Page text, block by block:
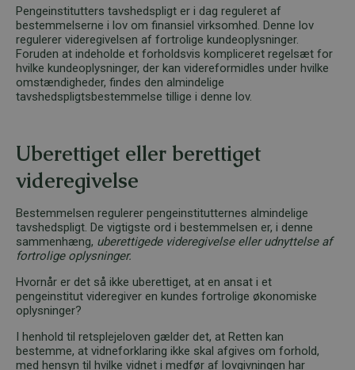
Pengeinstitutters tavshedspligt er i dag reguleret af
bestemmelserne i lov om finansiel virksomhed. Denne lov
regulerer videregivelsen af fortrolige kundeoplysninger.
Foruden at indeholde et forholdsvis kompliceret regelsæt for
hvilke kundeoplysninger, der kan videreformidles under hvilke
omstændigheder, findes den almindelige
tavshedspligtsbestemmelse tillige i denne lov.
Uberettiget eller berettiget
videregivelse
Bestemmelsen regulerer pengeinstitutternes almindelige
tavshedspligt. De vigtigste ord i bestemmelsen er, i denne
sammenhæng, uberettigede videregivelse eller udnyttelse af
fortrolige oplysninger.
Hvornår er det så ikke uberettiget, at en ansat i et
pengeinstitut videregiver en kundes fortrolige økonomiske
oplysninger?
I henhold til retsplejeloven gælder det, at Retten kan
bestemme, at vidneforklaring ikke skal afgives om forhold,
med hensyn til hvilke vidnet i medfør af lovgivningen har